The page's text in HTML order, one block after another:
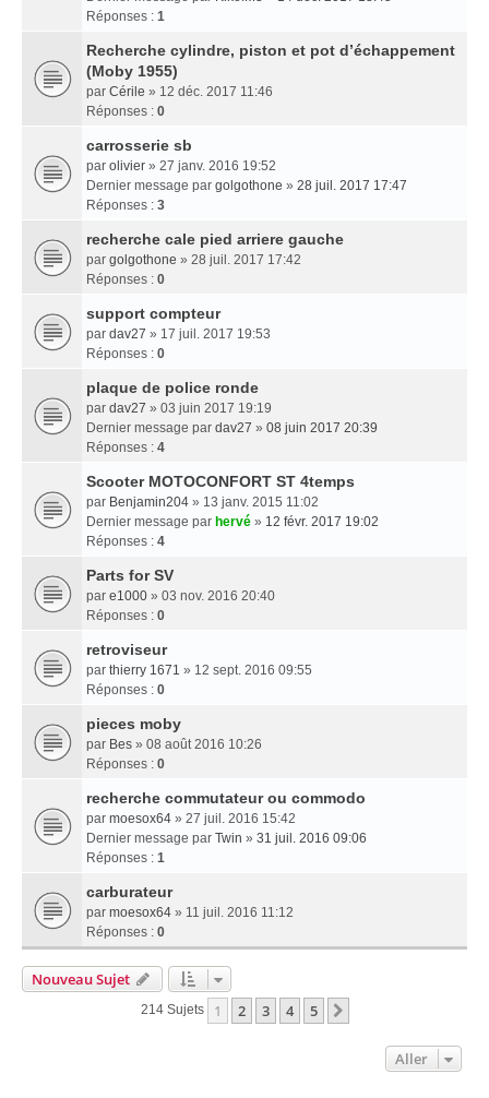
Réponses : 1
Recherche cylindre, piston et pot d’échappement
(Moby 1955)
par Cérile » 12 déc. 2017 11:46
Réponses : 0
carrosserie sb
par olivier » 27 janv. 2016 19:52
Dernier message par golgothone » 28 juil. 2017 17:47
Réponses : 3
recherche cale pied arriere gauche
par golgothone » 28 juil. 2017 17:42
Réponses : 0
support compteur
par dav27 » 17 juil. 2017 19:53
Réponses : 0
plaque de police ronde
par dav27 » 03 juin 2017 19:19
Dernier message par dav27 » 08 juin 2017 20:39
Réponses : 4
Scooter MOTOCONFORT ST 4temps
par Benjamin204 » 13 janv. 2015 11:02
Dernier message par hervé » 12 févr. 2017 19:02
Réponses : 4
Parts for SV
par e1000 » 03 nov. 2016 20:40
Réponses : 0
retroviseur
par thierry 1671 » 12 sept. 2016 09:55
Réponses : 0
pieces moby
par Bes » 08 août 2016 10:26
Réponses : 0
recherche commutateur ou commodo
par moesox64 » 27 juil. 2016 15:42
Dernier message par Twin » 31 juil. 2016 09:06
Réponses : 1
carburateur
par moesox64 » 11 juil. 2016 11:12
Réponses : 0
Nouveau Sujet
214 Sujets 1 2 3 4 5
Aller